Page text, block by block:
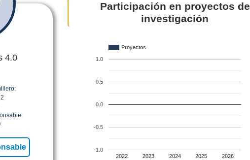
4.0
Participación en proyectos de
investigación
Proyectos
2022 2023 2024 2025 2026
-1.0
-0.5
0.0
0.5
1.0